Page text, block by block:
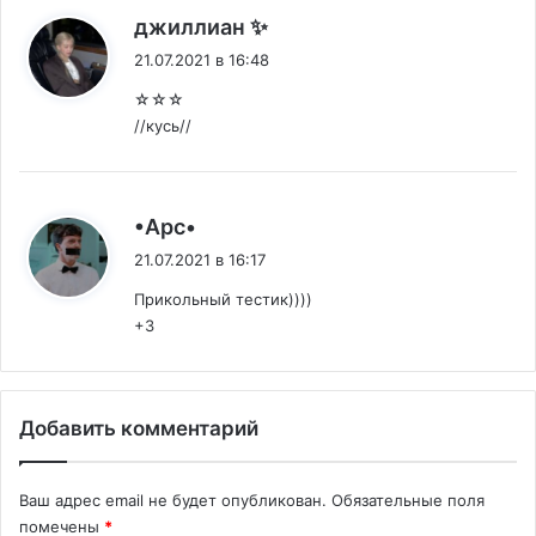
джиллиан ✨
21.07.2021 в 16:48
☆☆☆
//кусь//
•Арс•
21.07.2021 в 16:17
Прикольный тестик))))
+3
Добавить комментарий
Ваш адрес email не будет опубликован. Обязательные поля
помечены *